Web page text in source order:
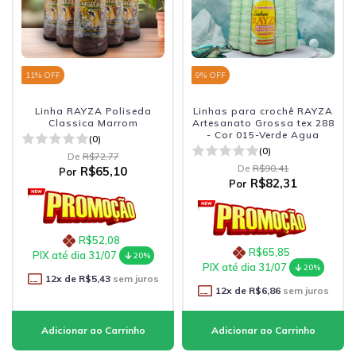
11% OFF
Linha RAYZA Poliseda
Classica Marrom
(0)
De R$72,77
Por R$65,10
R$52,08
PIX até dia 31/07
20%
12x de R$5,43sem juros
9% OFF
Linhas para crochê RAYZA
Artesanato Grossa tex 288
- Cor 015-Verde Agua
(0)
De R$90,41
Por R$82,31
R$65,85
PIX até dia 31/07
20%
12x de R$6,86sem juros